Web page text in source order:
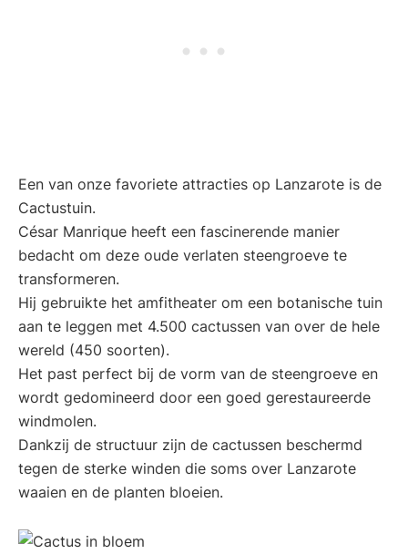
Een van onze favoriete attracties op Lanzarote is de
Cactustuin.
César Manrique heeft een fascinerende manier
bedacht om deze oude verlaten steengroeve te
transformeren.
Hij gebruikte het amfitheater om een botanische tuin
aan te leggen met 4.500 cactussen van over de hele
wereld (450 soorten).
Het past perfect bij de vorm van de steengroeve en
wordt gedomineerd door een goed gerestaureerde
windmolen.
Dankzij de structuur zijn de cactussen beschermd
tegen de sterke winden die soms over Lanzarote
waaien en de planten bloeien.